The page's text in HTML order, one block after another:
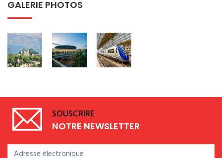
GALERIE PHOTOS
SOUSCRIRE
NOTRE NEWSLETTER